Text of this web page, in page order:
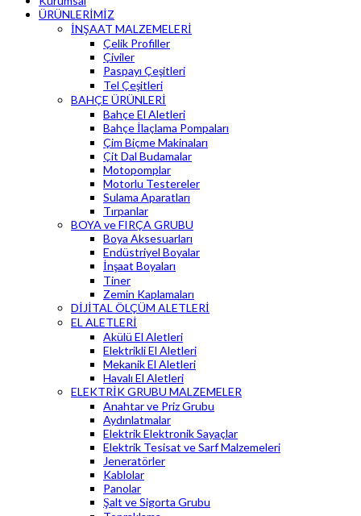
ÜRÜNLERİMİZ
İNŞAAT MALZEMELERİ
Çelik Profiller
Çiviler
Paspayı Çeşitleri
Tel Çeşitleri
BAHÇE ÜRÜNLERİ
Bahçe El Aletleri
Bahçe İlaçlama Pompaları
Çim Biçme Makinaları
Çit Dal Budamalar
Motopomplar
Motorlu Testereler
Sulama Aparatları
Tırpanlar
BOYA ve FIRÇA GRUBU
Boya Aksesuarları
Endüstriyel Boyalar
İnşaat Boyaları
Tiner
Zemin Kaplamaları
DİJİTAL ÖLÇÜM ALETLERİ
EL ALETLERİ
Akülü El Aletleri
Elektrikli El Aletleri
Mekanik El Aletleri
Havalı El Aletleri
ELEKTRİK GRUBU MALZEMELER
Anahtar ve Priz Grubu
Aydınlatmalar
Elektrik Elektronik Sayaçlar
Elektrik Tesisat ve Sarf Malzemeleri
Jeneratörler
Kablolar
Panolar
Şalt ve Sigorta Grubu